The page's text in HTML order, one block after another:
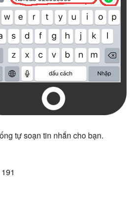
tự soạn tin nhắn cho bạn.